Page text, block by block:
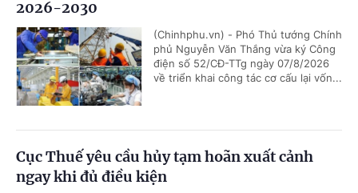
2026-2030
(Chinhphu.vn) - Phó Thủ tướng Chính
phủ Nguyễn Văn Thắng vừa ký Công
điện số 52/CĐ-TTg ngày 07/8/2026
về triển khai công tác cơ cấu lại vốn...
Cục Thuế yêu cầu hủy tạm hoãn xuất cảnh
ngay khi đủ điều kiện